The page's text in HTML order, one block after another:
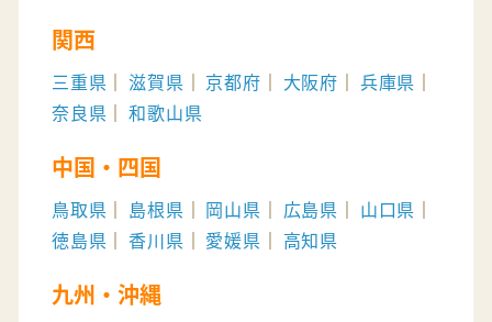
関西
三重県 滋賀県 京都府 大阪府
兵庫県
奈良県
和歌山県
中国・四国
鳥取県 島根県 岡山県 広島県
山口県
徳島県
香川県 愛媛県 高知県
九州・沖縄